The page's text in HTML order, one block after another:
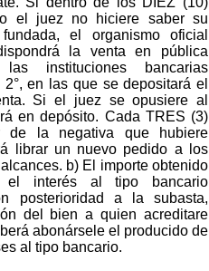
el juez no hiciere saber su
el organismo oficial
la venta en pública
instituciones bancarias
en las que se depositará el
Si el juez se opusiere al
en depósito. Cada TRES (3)
de la negativa que hubiere
librar un nuevo pedido a los
b) El importe obtenido
el interés al tipo bancario
posterioridad a la subasta,
del bien a quien acreditare
abonársele el producido de
al tipo bancario.